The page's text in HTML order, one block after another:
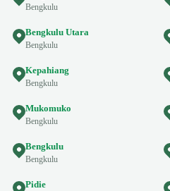
Bengkulu
Bengkulu Utara
Bengkulu
Kepahiang
Bengkulu
Mukomuko
Bengkulu
Bengkulu
Bengkulu
Pidie